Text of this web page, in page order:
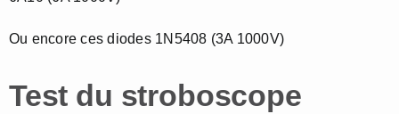
Ou encore ces diodes 1N5408 (3A 1000V)
Test du stroboscope